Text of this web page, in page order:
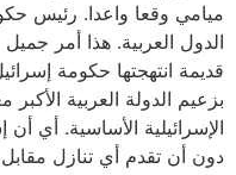
ميامي وقعا واعدا. رئيس
الدول العربية. هذا أمر
قديمة انتهجتها حكومة
بزعيم الدولة العربية الأكبر
الإسرائيلية الأساسية. أي
دون أن تقدم أي تنازل